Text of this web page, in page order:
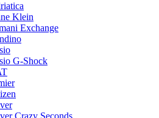
Klein
Exchange
G-Shock
Crazy Seconds